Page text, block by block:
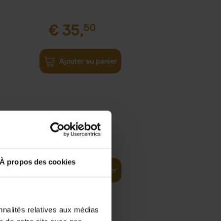
À propos des cookies
relatives aux médias
€ 35,50
Ajouter au panier
37,50
Ajouter au panier